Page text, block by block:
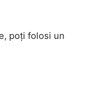
poți folosi un